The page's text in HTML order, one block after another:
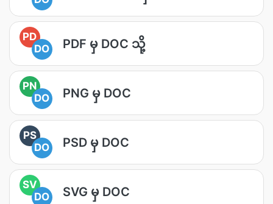
PD
DO
PDF မှ DOC သို့
PN
DO
PNG မှ DOC
PS
DO
PSD မှ DOC
SV
DO
SVG မှ DOC